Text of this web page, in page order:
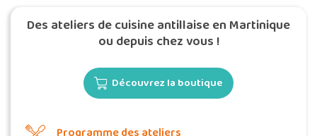
Des ateliers de cuisine antillaise en Martinique
ou depuis chez vous !
Découvrez la boutique